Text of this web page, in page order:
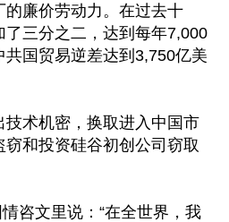
廉价劳动力。在过去十
三分之二，达到每年7,000
国贸易逆差达到3,750亿美
技术机密，换取进入中国市
和投资硅谷初创公司窃取
咨文里说：“在全世界，我